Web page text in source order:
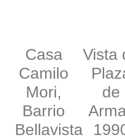
Casa
Camilo
Mori,
Barrio
Bellavista
Vista
de